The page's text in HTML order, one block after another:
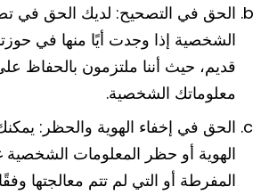
الحق في التصحيح: لديك الحق في
الشخصية إذا وجدت أيًا منها في
قديم، حيث أننا ملتزمون بالحفاظ
معلوماتك الشخصية.
الحق في إخفاء الهوية والحظر:
الهوية أو حظر المعلومات الشخصية
المفرطة أو التي لم تتم معالجتها